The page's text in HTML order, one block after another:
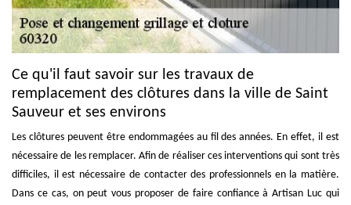
Ce qu'il faut savoir sur les travaux de
remplacement des clôtures dans la ville de Saint
Sauveur et ses environs
Les clôtures peuvent être endommagées au fil des années. En effet, il est
nécessaire de les remplacer. Afin de réaliser ces interventions qui sont très
difficiles, il est nécessaire de contacter des professionnels en la matière.
Dans ce cas, on peut vous proposer de faire confiance à Artisan Luc qui